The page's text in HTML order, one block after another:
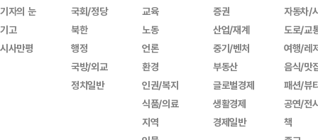
기자의 눈
기고
시사만평
국회/정당
북한
행정
국방/외교
정치일반
교육
노동
언론
환경
인권/복지
식품/의료
지역
증권
산업/재계
중기/벤처
부동산
글로벌경제
생활경제
경제일반
자동차/
도로/교
여행/레
음식/맛
패션/뷰
공연/전
책